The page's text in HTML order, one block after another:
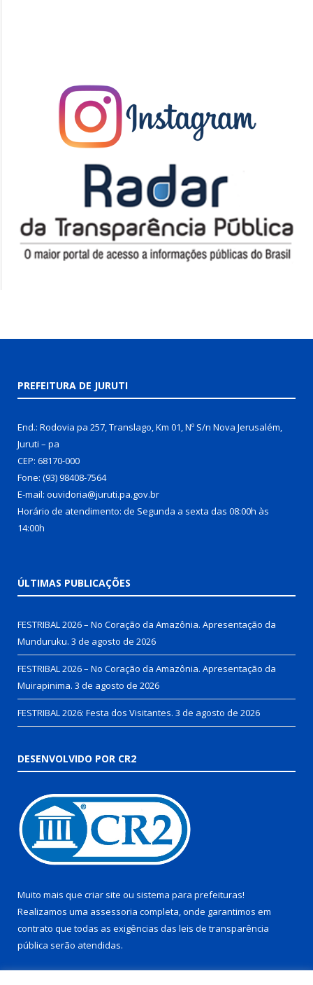
PREFEITURA DE JURUTI
End.: Rodovia pa 257, Translago, Km 01, Nº S/n Nova Jerusalém,
Juruti – pa
CEP: 68170-000
Fone: (93) 98408-7564
E-mail: ouvidoria@juruti.pa.gov.br
Horário de atendimento: de Segunda a sexta das 08:00h às
14:00h
ÚLTIMAS PUBLICAÇÕES
FESTRIBAL 2026 – No Coração da Amazônia. Apresentação da
Munduruku. 3 de agosto de 2026
FESTRIBAL 2026 – No Coração da Amazônia. Apresentação da
Muirapinima. 3 de agosto de 2026
FESTRIBAL 2026: Festa dos Visitantes. 3 de agosto de 2026
DESENVOLVIDO POR CR2
Muito mais que criar site ou sistema para prefeituras!
Realizamos uma assessoria completa, onde garantimos em
contrato que todas as exigências das leis de transparência
pública serão atendidas.